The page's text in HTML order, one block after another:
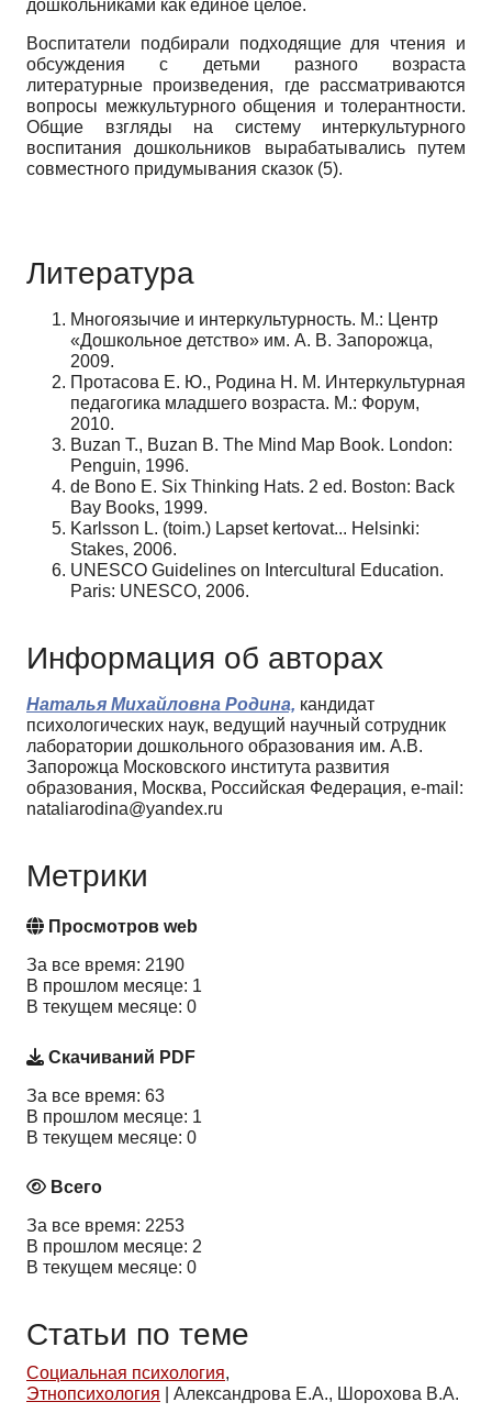
дошкольниками как единое целое.
Воспитатели подбирали подходящие для чтения и
обсуждения с деть­ми разного возраста
литературные произведения, где рассматриваются
во­просы межкультурного общения и толерантности.
Общие взгляды на систе­му интеркультурного
воспитания дошкольников вырабатывались путем
со­вместного придумывания сказок (5).
Литература
Многоязычие и интеркультурность. М.: Центр
«Дошкольное детство» им. А. В. Запорожца,
2009.
Протасова Е. Ю., Родина Н. М. Интеркультурная
педагогика младшего возраста. М.: Форум,
2010.
Buzan Т., Buzan B. The Mind Map Book. London:
Penguin, 1996.
de Bono E. Six Thinking Hats. 2 ed. Boston: Back
Bay Books, 1999.
Karlsson L. (toim.) Lapset kertovat... Helsinki:
Stakes, 2006.
UNESCO Guidelines on Intercultural Education.
Paris: UNESCO, 2006.
Информация об авторах
Наталья Михайловна Родина, кандидат
психологических наук, ведущий научный сотрудник
лаборатории дошкольного образования им. А.В.
Запорожца Московского института развития
образования, Москва, Российская Федерация, e-mail:
nataliarodina@yandex.ru
Метрики
Просмотров web
За все время: 2190
В прошлом месяце: 1
В текущем месяце: 0
Скачиваний PDF
За все время: 63
В прошлом месяце: 1
В текущем месяце: 0
Всего
За все время: 2253
В прошлом месяце: 2
В текущем месяце: 0
Статьи по теме
Социальная психология,
Этнопсихология
Александрова Е.А., Шорохова В.А.